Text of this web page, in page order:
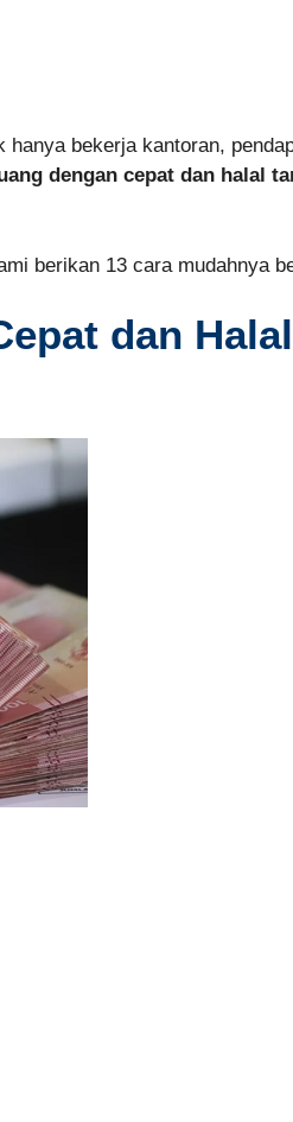
bekerja kantoran,
dengan cepat dan halal
berikan 13 cara mudahnya
dan